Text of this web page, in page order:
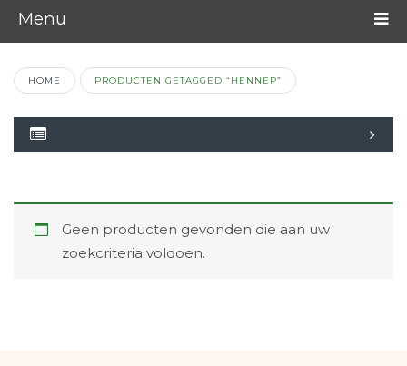
Menu
HOME PRODUCTEN GETAGGED “HENNEP”
Geen producten gevonden die aan uw
zoekcriteria voldoen.